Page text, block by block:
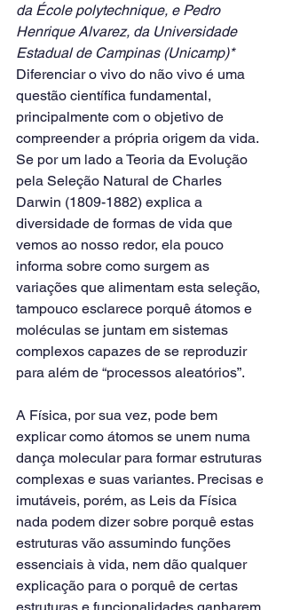
da École polytechnique, e Pedro
Henrique Alvarez, da Universidade
Estadual de Campinas (Unicamp)*
Diferenciar o vivo do não vivo é uma
questão científica fundamental,
principalmente com o objetivo de
compreender a própria origem da vida.
Se por um lado a Teoria da Evolução
pela Seleção Natural de Charles
Darwin (1809-1882) explica a
diversidade de formas de vida que
vemos ao nosso redor, ela pouco
informa sobre como surgem as
variações que alimentam esta seleção,
tampouco esclarece porquê átomos e
moléculas se juntam em sistemas
complexos capazes de se reproduzir
para além de “processos aleatórios”.
A Física, por sua vez, pode bem
explicar como átomos se unem numa
dança molecular para formar estruturas
complexas e suas variantes. Precisas e
imutáveis, porém, as Leis da Física
nada podem dizer sobre porquê estas
estruturas vão assumindo funções
essenciais à vida, nem dão qualquer
explicação para o porquê de certas